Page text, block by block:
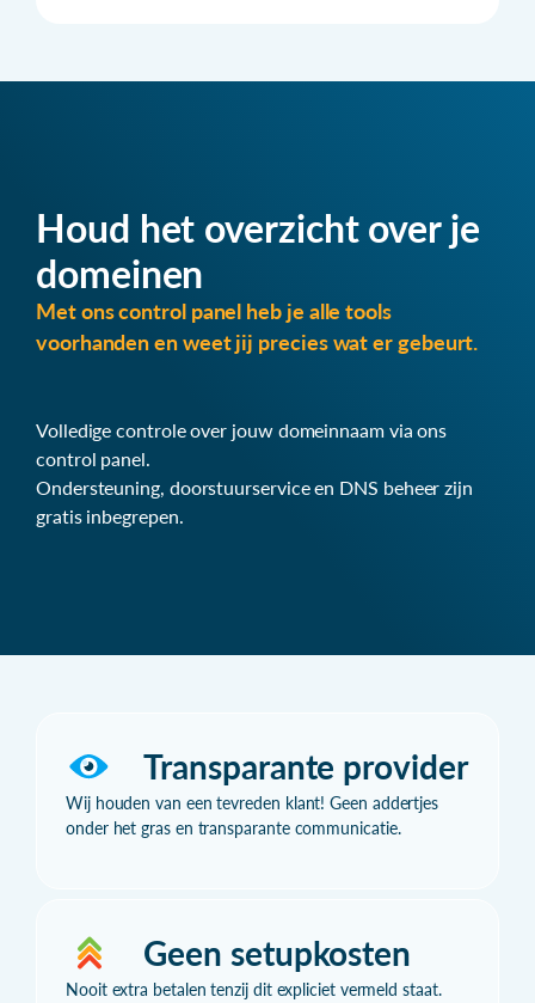
Houd het overzicht over je
domeinen
Met ons control panel heb je alle tools
voorhanden en weet jij precies wat er gebeurt.
Volledige controle over jouw domeinnaam via ons
control panel.
Ondersteuning, doorstuurservice en DNS beheer zijn
gratis inbegrepen.
Transparante provider
Wij houden van een tevreden klant! Geen addertjes
onder het gras en transparante communicatie.
Geen setupkosten
Nooit extra betalen tenzij dit expliciet vermeld staat.